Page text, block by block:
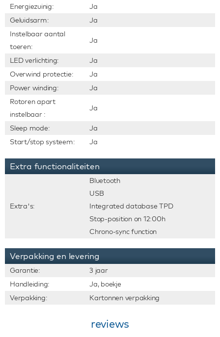
Energiezuinig:
Ja
Geluidsarm:
Ja
Instelbaar aantal
toeren:
Ja
LED verlichting:
Ja
Overwind protectie:
Ja
Power winding:
Ja
Rotoren apart
instelbaar :
Ja
Sleep mode:
Ja
Start/stop systeem:
Ja
Extra functionaliteiten
Extra's:
Bluetooth
USB
Integrated database TPD
Stop-position on 12:00h
Chrono-sync function
Verpakking en levering
Garantie:
3 jaar
Handleiding:
Ja, boekje
Verpakking:
Kartonnen verpakking
reviews